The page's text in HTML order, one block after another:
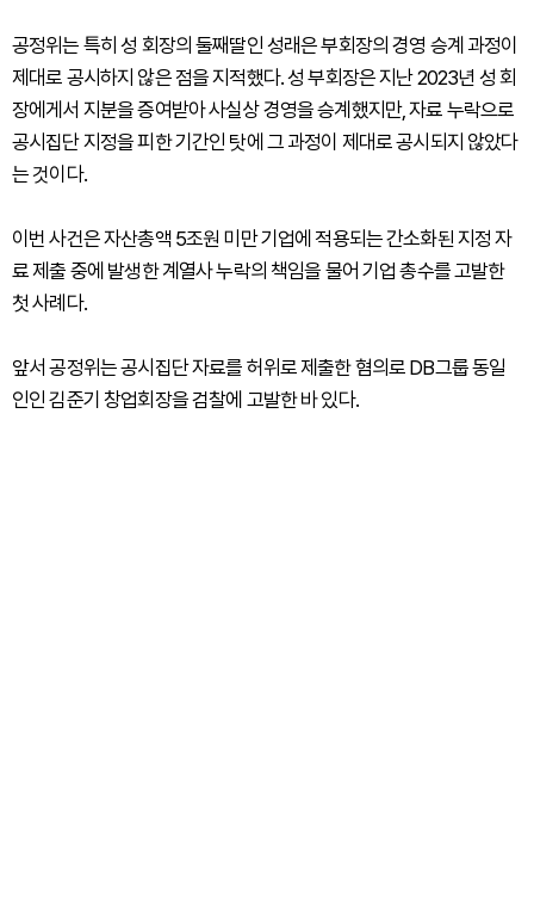
공정위는 특히 성 회장의 둘째딸인 성래은 부회장의 경영 승계 과정이
제대로 공시하지 않은 점을 지적했다. 성 부회장은 지난 2023년 성 회
장에게서 지분을 증여받아 사실상 경영을 승계했지만, 자료 누락으로
공시집단 지정을 피한 기간인 탓에 그 과정이 제대로 공시되지 않았다
는 것이다.
이번 사건은 자산총액 5조원 미만 기업에 적용되는 간소화된 지정 자
료 제출 중에 발생한 계열사 누락의 책임을 물어 기업 총수를 고발한
첫 사례다.
앞서 공정위는 공시집단 자료를 허위로 제출한 혐의로 DB그룹 동일
인인 김준기 창업회장을 검찰에 고발한 바 있다.